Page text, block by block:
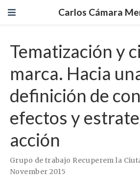
Carlos Cámara
Tematización y
marca. Hacia
definición de
efectos y
acción
Grupo de trabajo Recuperem la
November 2015